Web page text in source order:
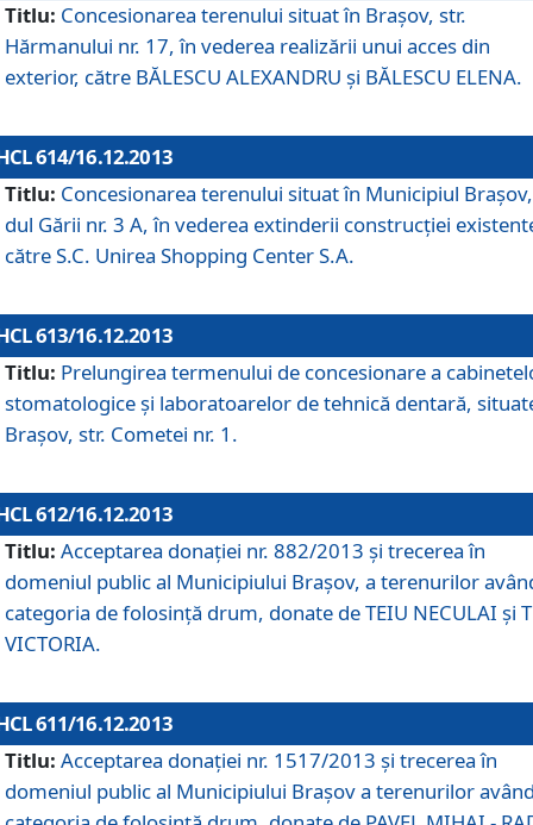
Titlu: Concesionarea terenului situat în Braşov, str.
Hărmanului nr. 17, în vederea realizării unui acces din
exterior, către BĂLESCU ALEXANDRU şi BĂLESCU ELENA.
614/16.12.2013
Titlu: Concesionarea terenului situat în Municipiul
dul Gării nr. 3 A, în vederea extinderii construcţiei
către S.C. Unirea Shopping Center S.A.
613/16.12.2013
Titlu: Prelungirea termenului de concesionare a
stomatologice şi laboratoarelor de tehnică dentară,
Braşov, str. Cometei nr. 1.
612/16.12.2013
Titlu: Acceptarea donaţiei nr. 882/2013 şi trecerea în
domeniul public al Municipiului Braşov, a terenurilor
categoria de folosinţă drum, donate de TEIU NECULAI şi
VICTORIA.
611/16.12.2013
Titlu: Acceptarea donaţiei nr. 1517/2013 şi trecerea în
domeniul public al Municipiului Braşov a terenurilor